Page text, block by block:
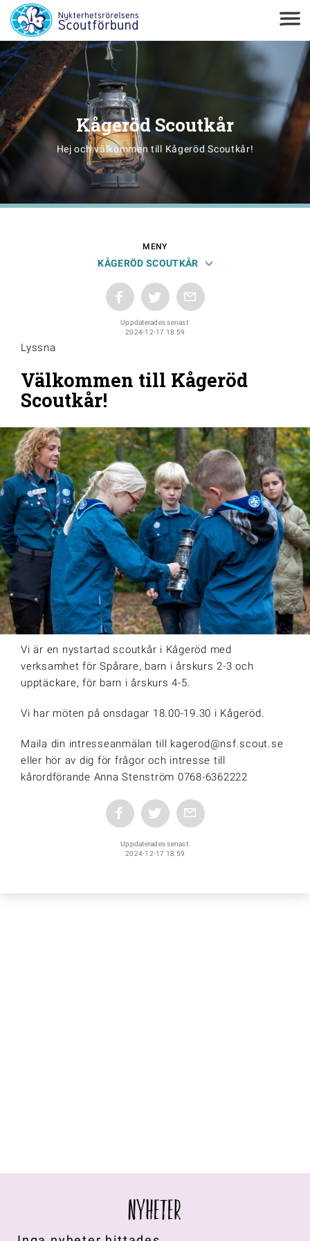
Kågeröd Scoutkår
Hej och välkommen till Kågeröd Scoutkår!
MENY
KÅGERÖD SCOUTKÅR
Uppdaterades senast:
2024-12-17 18:59
Lyssna
Välkommen till Kågeröd
Scoutkår!
Vi är en nystartad scoutkår i Kågeröd med
verksamhet för Spårare, barn i årskurs 2-3 och
upptäckare, för barn i årskurs 4-5.
Vi har möten på onsdagar 18.00-19.30 i Kågeröd.
Maila din intresseanmälan till kagerod@nsf.scout.se
eller hör av dig för frågor och intresse till
kårordförande Anna Stenström 0768-6362222
Uppdaterades senast:
2024-12-17 18:59
NYHETER